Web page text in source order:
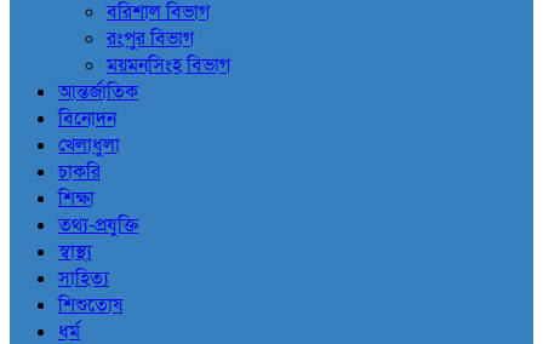
বরিশাল বিভাগ
রংপুর বিভাগ
ময়মনসিংহ বিভাগ
আন্তর্জাতিক
বিনোদন
খেলাধুলা
চাকরি
শিক্ষা
তথ্য-প্রযুক্তি
স্বাস্থ্য
সাহিত্য
শিশুতোষ
ধর্ম